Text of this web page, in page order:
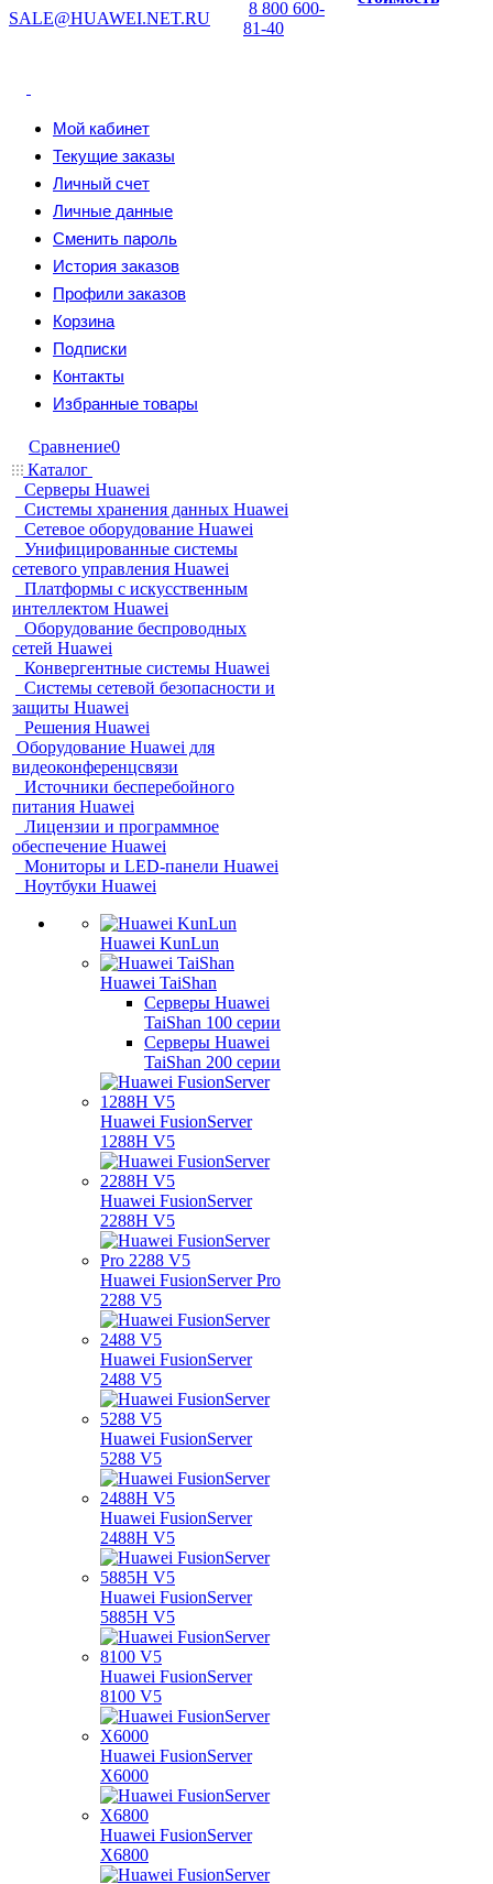
SALE@HUAWEI.NET.RU
8 800 600-
81-40
Мой кабинет
Текущие заказы
Личный счет
Личные данные
Сменить пароль
История заказов
Профили заказов
Корзина
Подписки
Контакты
Избранные товары
Сравнение0
Каталог
Серверы Huawei
Системы хранения данных Huawei
Сетевое оборудование Huawei
Унифицированные системы
сетевого управления Huawei
Платформы с искусственным
интеллектом Huawei
Оборудование беспроводных
сетей Huawei
Конвергентные системы Huawei
Системы сетевой безопасности и
защиты Huawei
Решения Huawei
Оборудование Huawei для
видеоконференцсвязи
Источники бесперебойного
питания Huawei
Лицензии и программное
обеспечение Huawei
Мониторы и LED-панели Huawei
Ноутбуки Huawei
Huawei KunLun
Huawei TaiShan
Серверы Huawei
TaiShan 100 серии
Серверы Huawei
TaiShan 200 серии
Huawei FusionServer
1288H V5
Huawei FusionServer
2288H V5
Huawei FusionServer Pro
2288 V5
Huawei FusionServer
2488 V5
Huawei FusionServer
5288 V5
Huawei FusionServer
2488H V5
Huawei FusionServer
5885H V5
Huawei FusionServer
8100 V5
Huawei FusionServer
X6000
Huawei FusionServer
X6800